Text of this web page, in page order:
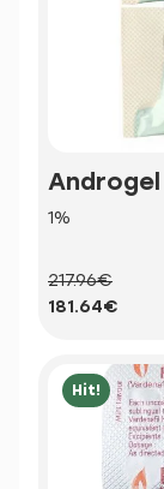
Androgel
1%
217.96€
181.64€
Hit!